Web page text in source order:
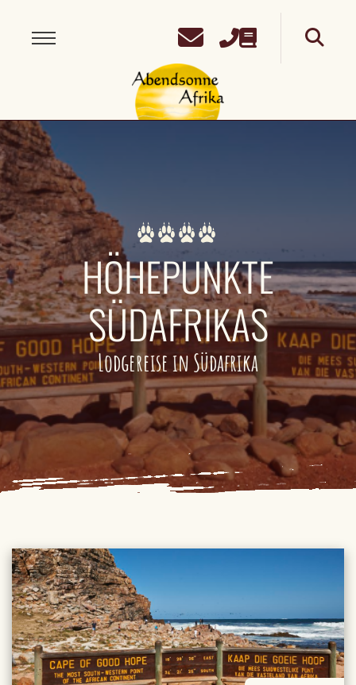
HÖHEPUNKTE
SÜDAFRIKAS
Lodgereise in Südafrika